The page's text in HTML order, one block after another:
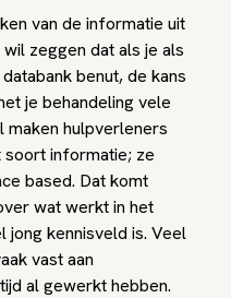
van de informatie uit
zeggen dat als je als
benut, de kans
je behandeling vele
maken hulpverleners
soort informatie; ze
based. Dat komt
wat werkt in het
jong kennisveld is. Veel
vast aan
al gewerkt hebben.